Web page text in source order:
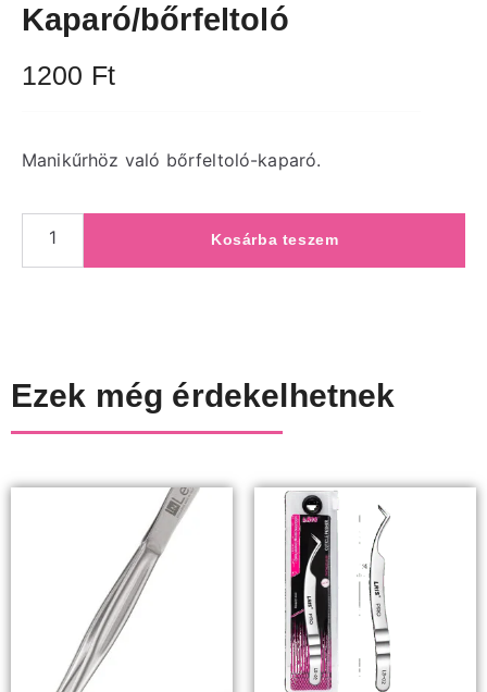
Kaparó/bőrfeltoló
1200 Ft
Manikűrhöz való bőrfeltoló-kaparó.
Kosárba teszem
Ezek még érdekelhetnek